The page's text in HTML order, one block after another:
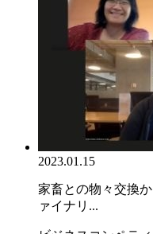
2023.01.15
家畜との物々交換
ァイナリ...